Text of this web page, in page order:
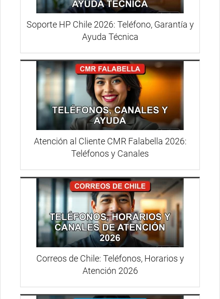
Soporte HP Chile 2026: Teléfono, Garantía y
Ayuda Técnica
Atención al Cliente CMR Falabella 2026:
Teléfonos y Canales
Correos de Chile: Teléfonos, Horarios y
Atención 2026